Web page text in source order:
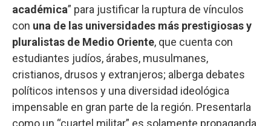
académica” para justificar la ruptura de vínculos
con una de las universidades más prestigiosas y
pluralistas de Medio Oriente, que cuenta con
estudiantes judíos, árabes, musulmanes,
cristianos, drusos y extranjeros; alberga debates
políticos intensos y una diversidad ideológica
impensable en gran parte de la región. Presentarla
como un “cuartel militar” es solamente propaganda